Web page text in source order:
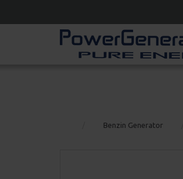
Benzin Generator